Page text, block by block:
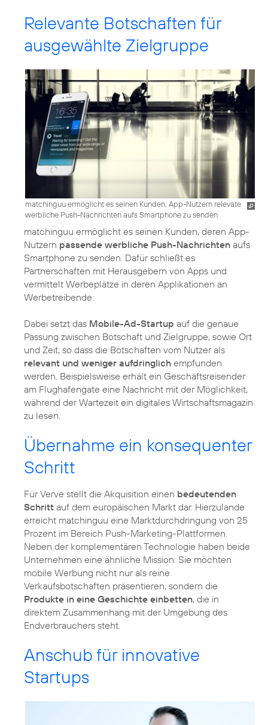
Relevante Botschaften für
ausgewählte Zielgruppe
matchinguu ermöglicht es seinen Kunden, App-Nutzern relevate
werbliche Push-Nachrichten aufs Smartphone zu senden
matchinguu ermöglicht es seinen Kunden, deren App-
Nutzern passende werbliche Push-Nachrichten aufs
Smartphone zu senden. Dafür schließt es
Partnerschaften mit Herausgebern von Apps und
vermittelt Werbeplätze in deren Applikationen an
Werbetreibende.
Dabei setzt das Mobile-Ad-Startup auf die genaue
Passung zwischen Botschaft und Zielgruppe, sowie Ort
und Zeit, so dass die Botschaften vom Nutzer als
relevant und weniger aufdringlich empfunden
werden. Beispielsweise erhält ein Geschäftsreisender
am Flughafengate eine Nachricht mit der Möglichkeit,
während der Wartezeit ein digitales Wirtschaftsmagazin
zu lesen.
Übernahme ein konsequenter
Schritt
Für Verve stellt die Akquisition einen bedeutenden
Schritt auf dem europäischen Markt dar. Hierzulande
erreicht matchinguu eine Marktdurchdringung von 25
Prozent im Bereich Push-Marketing-Plattformen.
Neben der komplementären Technologie haben beide
Unternehmen eine ähnliche Mission: Sie möchten
mobile Werbung nicht nur als reine
Verkaufsbotschaften präsentieren, sondern die
Produkte in eine Geschichte einbetten, die in
direktem Zusammenhang mit der Umgebung des
Endverbrauchers steht.
Anschub für innovative
Startups